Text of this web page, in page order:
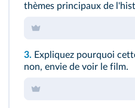
thèmes principaux de
3. Expliquez pourquoi
non, envie de voir le film.